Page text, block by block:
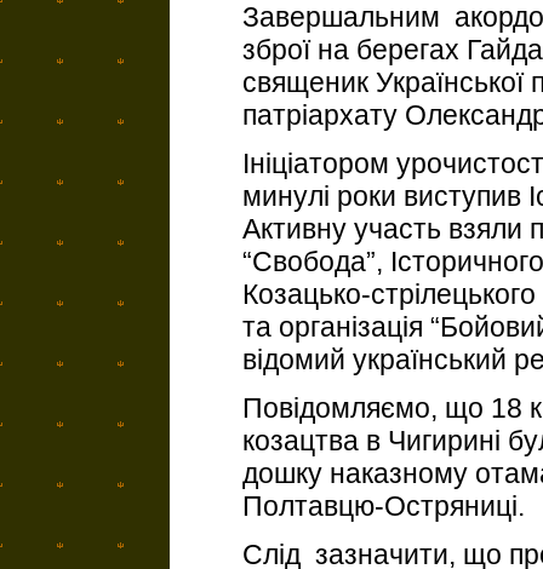
Завершальним
зброї на берегах
священик Української
патріархату
Ініціатором
минулі роки виступив
Активну участь взяли
“Свобода”,
Козацько-
та організація
відомий український
Повідомляємо, що 18
козацтва в Чигирині
дошку наказному
Полтавцю-Остряниці.
Слід зазначити, що